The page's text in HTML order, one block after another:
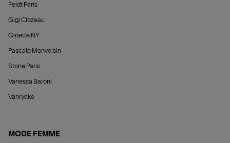
Feidt Paris
Gigi Clozeau
Ginette NY
Pascale Monvoisin
Stone Paris
Vanessa Baroni
Vanrycke
MODE FEMME